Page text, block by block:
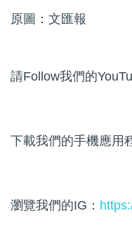
原圖：文匯報
請Follow我們的
下載我們的手機應用
瀏覽我們的IG：